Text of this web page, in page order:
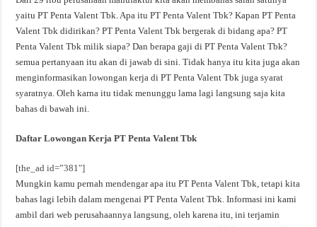
yaitu PT Penta Valent Tbk. Apa itu PT Penta Valent Tbk? Kapan PT Penta
Valent Tbk didirikan? PT Penta Valent Tbk bergerak di bidang apa? PT
Penta Valent Tbk milik siapa? Dan berapa gaji di PT Penta Valent Tbk?
semua pertanyaan itu akan di jawab di sini. Tidak hanya itu kita juga akan
menginformasikan lowongan kerja di PT Penta Valent Tbk juga syarat
syaratnya. Oleh karna itu tidak menunggu lama lagi langsung saja kita
bahas di bawah ini.
Daftar Lowongan Kerja PT Penta Valent Tbk
[the_ad id=”381″]
Mungkin kamu pernah mendengar apa itu PT Penta Valent Tbk, tetapi kita
bahas lagi lebih dalam mengenai PT Penta Valent Tbk. Informasi ini kami
ambil dari web perusahaannya langsung, oleh karena itu, ini terjamin